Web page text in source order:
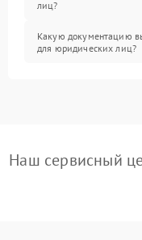
лиц?
Какую документацию
для юридических лиц?
Наш сервисный